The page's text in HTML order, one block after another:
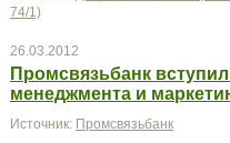
74/1)
26.03.2012
Промсвязьбанк
менеджмента и
Источник: Промсвязьбанк